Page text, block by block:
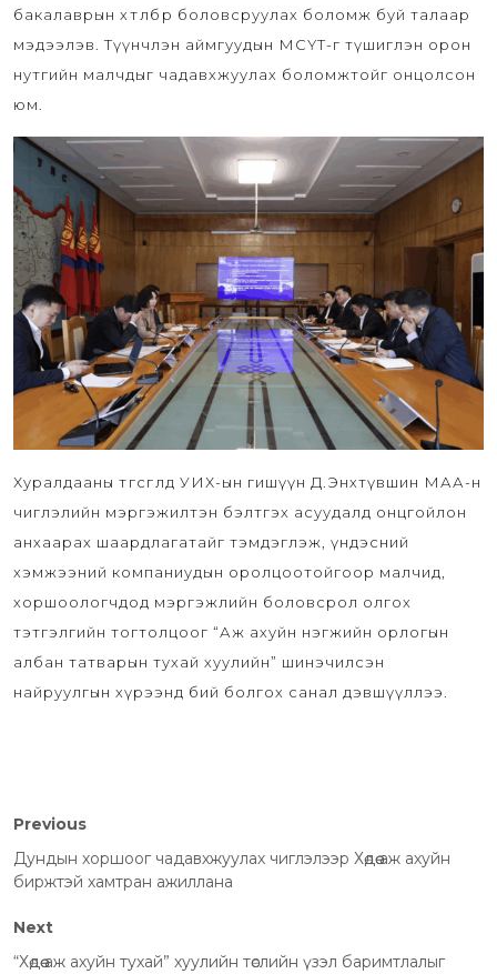
бакалаврын хөтөлбөр боловсруулах боломж буй талаар
мэдээлэв. Түүнчлэн аймгуудын МСҮТ-г түшиглэн орон
нутгийн малчдыг чадавхжуулах боломжтойг онцолсон
юм.
Хуралдааны төгсгөлд УИХ-ын гишүүн Д.Энхтүвшин МАА-н
чиглэлийн мэргэжилтэн бэлтгэх асуудалд онцгойлон
анхаарах шаардлагатайг тэмдэглэж, үндэсний
хэмжээний компаниудын оролцоотойгоор малчид,
хоршоологчдод мэргэжлийн боловсрол олгох
тэтгэлгийн тогтолцоог “Аж ахуйн нэгжийн орлогын
албан татварын тухай хуулийн” шинэчилсэн
найруулгын хүрээнд бий болгох санал дэвшүүллээ.
Previous
Дундын хоршоог чадавхжуулах чиглэлээр Хөдөө аж ахуйн
биржтэй хамтран ажиллана
Next
“Хөдөө аж ахуйн тухай” хуулийн төслийн үзэл баримтлалыг